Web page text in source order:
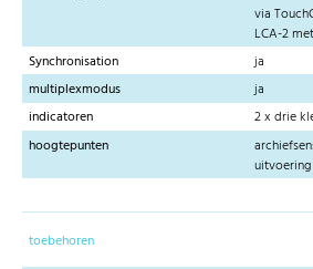
via
LCA-2
Synchronisation
ja
multiplexmodus
ja
indicatoren
2 x drie
hoogtepunten
toebehoren